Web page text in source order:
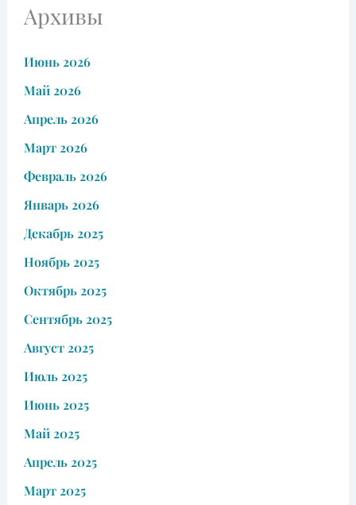
Архивы
Июнь 2026
Май 2026
Апрель 2026
Март 2026
Февраль 2026
Январь 2026
Декабрь 2025
Ноябрь 2025
Октябрь 2025
Сентябрь 2025
Август 2025
Июль 2025
Июнь 2025
Май 2025
Апрель 2025
Март 2025